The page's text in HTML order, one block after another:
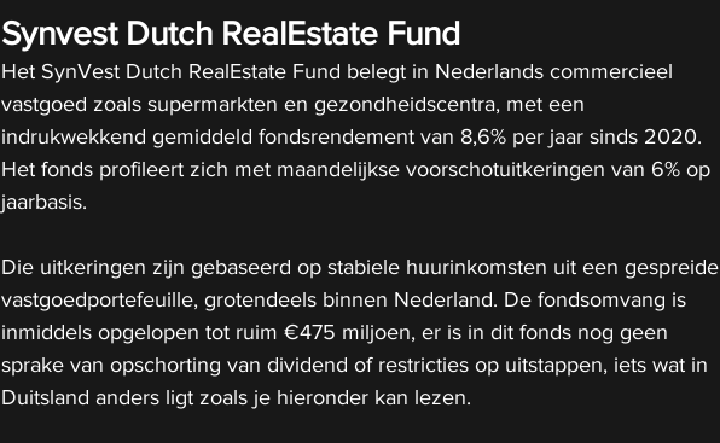
Synvest Dutch RealEstate Fund
Het SynVest Dutch RealEstate Fund belegt in Nederlands commercieel
vastgoed zoals supermarkten en gezondheidscentra, met een
indrukwekkend gemiddeld fondsrendement van 8,6% per jaar sinds 2020.
Het fonds profileert zich met maandelijkse voorschotuitkeringen van 6% op
jaarbasis.
Die uitkeringen zijn gebaseerd op stabiele huurinkomsten uit een gespreide
vastgoedportefeuille, grotendeels binnen Nederland. De fondsomvang is
inmiddels opgelopen tot ruim €475 miljoen, er is in dit fonds nog geen
sprake van opschorting van dividend of restricties op uitstappen, iets wat in
Duitsland anders ligt zoals je hieronder kan lezen.